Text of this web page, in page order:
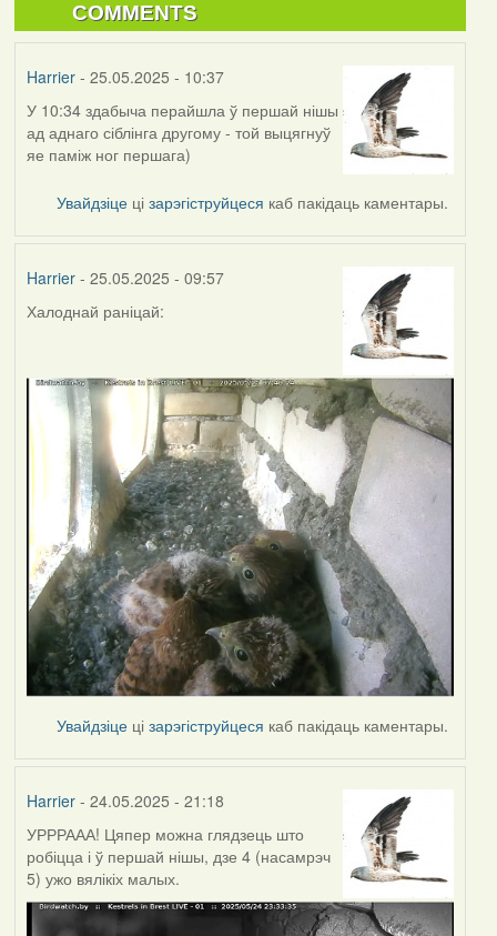
COMMENTS
Harrier- 25.05.2025 - 10:37
У 10:34 здабыча перайшла ў першай нішы
ад аднаго сіблінга другому - той выцягнуў
яе паміж ног першага)
Увайдзіце цізарэгіструйцеся каб пакідаць каментары.
Harrier- 25.05.2025 - 09:57
Халоднай раніцай:
Увайдзіце цізарэгіструйцеся каб пакідаць каментары.
Harrier- 24.05.2025 - 21:18
УРРРААА! Цяпер можна глядзець што
робіцца і ў першай нішы, дзе 4 (насамрэч
5) ужо вялікіх малых.